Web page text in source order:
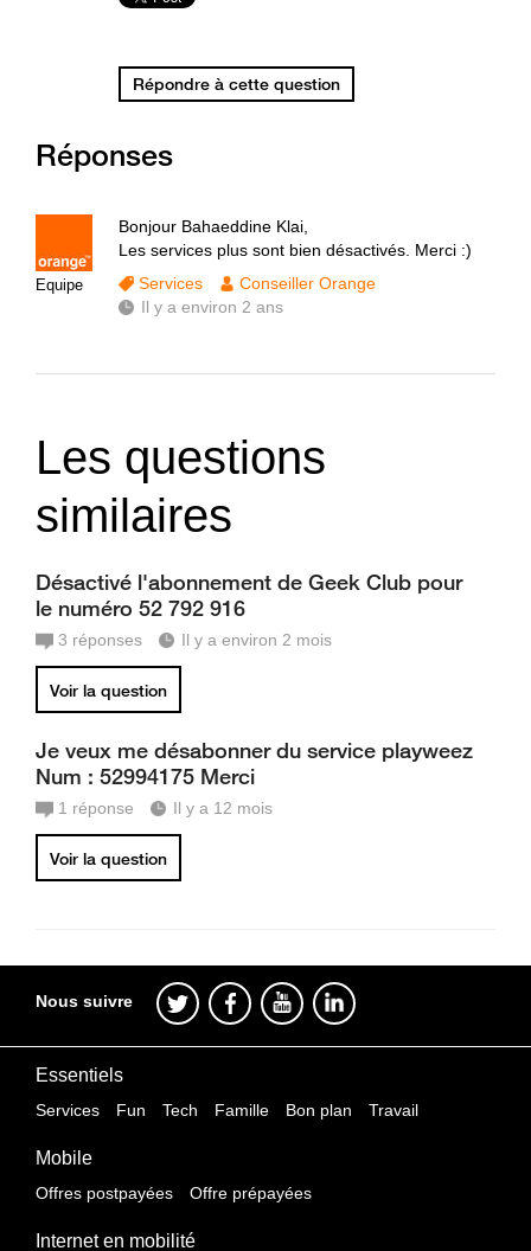
Répondre à cette question
Réponses
Equipe
Bonjour Bahaeddine Klai,
Les services plus sont bien désactivés. Merci :)
Services
Conseiller Orange
Il y a environ 2 ans
Les questions
similaires
Désactivé l'abonnement de Geek Club pour
le numéro 52 792 916
3 réponses Il y a environ 2 mois
Voir la question
Je veux me désabonner du service playweez
Num : 52994175 Merci
1 réponse Il y a 12 mois
Voir la question
Nous suivre
Essentiels
Services Fun Tech Famille Bon plan Travail
Mobile
Offres postpayées Offre prépayées
Internet en mobilité